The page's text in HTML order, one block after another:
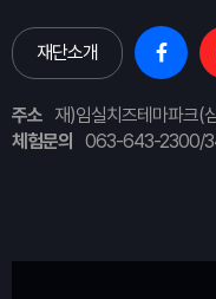
재단소개
주소 재)임실치즈테마파크(
체험문의
063-643-2300/